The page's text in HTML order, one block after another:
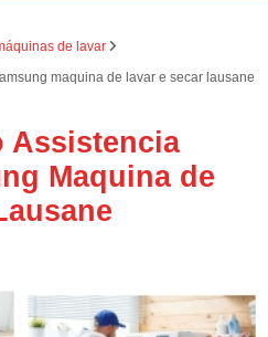
de lavar
maquina de lavar e secar lausane
Assistencia
Maquina de